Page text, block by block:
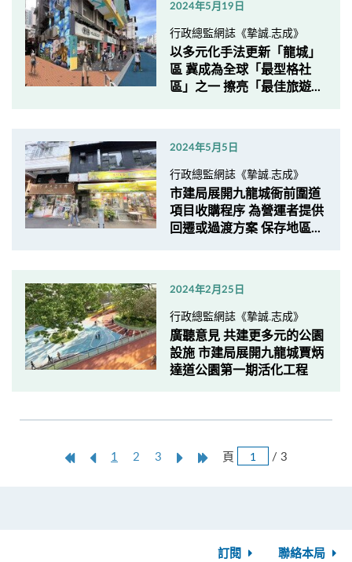
2024年5月19日
行政總監網誌《摯誠.志成》
以多元化手法更新「龍城」
區 冀成為全球「最型格社
區」之一 擦亮「最佳旅遊...
2024年5月5日
行政總監網誌《摯誠.志成》
市建局展開九龍城衙前圍道
項目收購程序 為營運者提供
回遷或過渡方案 保存地區...
2024年2月25日
行政總監網誌《摯誠.志成》
廣聽意見 共建更多元的公園
設施 市建局展開九龍城賈炳
達道公園第一期活化工程
第
上
1 2 3
NextLast頁 / 3
訂閱 聯絡本局